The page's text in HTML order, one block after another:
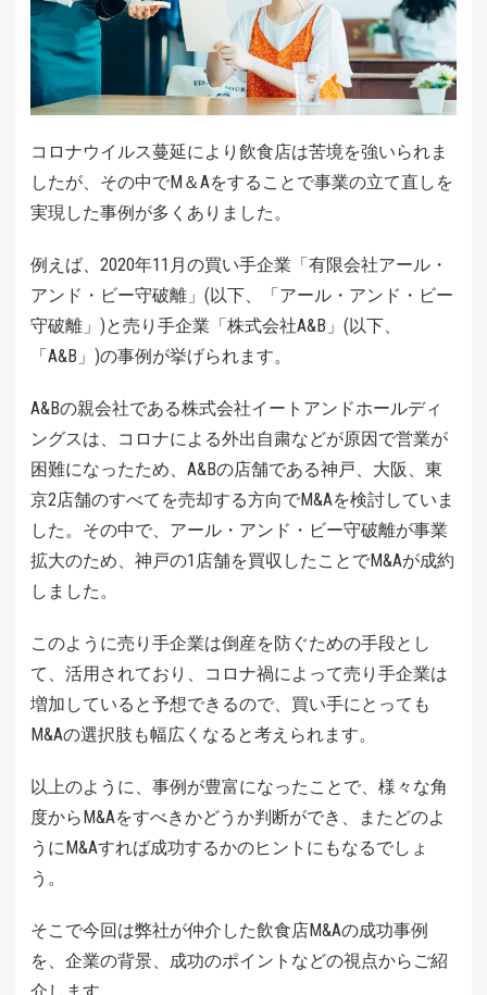
コロナウイルス蔓延により飲食店は苦境を強いられま
したが、その中でM＆Aをすることで事業の立て直しを
実現した事例が多くありました。
例えば、2020年11月の買い手企業「有限会社アール・
アンド・ビー守破離」(以下、「アール・アンド・ビー
守破離」)と売り手企業「株式会社A&B」(以下、
「A&B」)の事例が挙げられます。
A&Bの親会社である株式会社イートアンドホールディ
ングスは、コロナによる外出自粛などが原因で営業が
困難になったため、A&Bの店舗である神戸、大阪、東
京2店舗のすべてを売却する方向でM&Aを検討していま
した。その中で、アール・アンド・ビー守破離が事業
拡大のため、神戸の1店舗を買収したことでM&Aが成約
しました。
このように売り手企業は倒産を防ぐための手段とし
て、活用されており、コロナ禍によって売り手企業は
増加していると予想できるので、買い手にとっても
M&Aの選択肢も幅広くなると考えられます。
以上のように、事例が豊富になったことで、様々な角
度から M&Aをすべきかどうか判断ができ、またどのよ
うにM&Aすれば成功するかのヒントにもなるでしょ
う。
そこで今回は弊社が仲介した飲食店M&Aの成功事例
を、企業の背景、成功のポイントなどの視点からご紹